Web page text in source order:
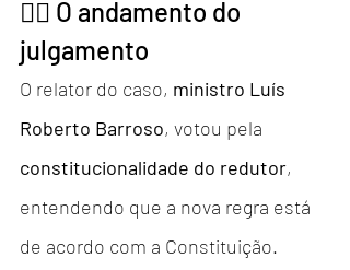
👨‍⚖️ O andamento do
julgamento
O relator do caso, ministro Luís
Roberto Barroso, votou pela
constitucionalidade do redutor,
entendendo que a nova regra está
de acordo com a Constituição.